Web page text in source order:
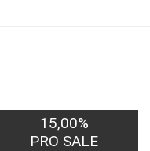
15,00%
PRO SALE